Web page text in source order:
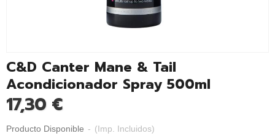
C&D Canter Mane & Tail
Acondicionador Spray 500ml
17,30 €
Producto Disponible - (Imp. Incluidos)